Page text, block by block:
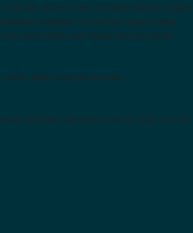
alle unsere Fotos hochladen können, hatten
verwiesen, in welchem quasi unsere
wir jetzt endlich nach langer Zeit mal wieder
Bilder ansehen möchten:
mit Bildern aus Nelson mit Flo, Caro und Tim.